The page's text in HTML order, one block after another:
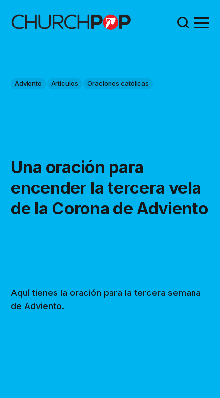
Adviento Artículos Oraciones católicas
Una oración para
encender la tercera vela
de la Corona de Adviento
Aquí tienes la oración para la tercera semana
de Adviento.